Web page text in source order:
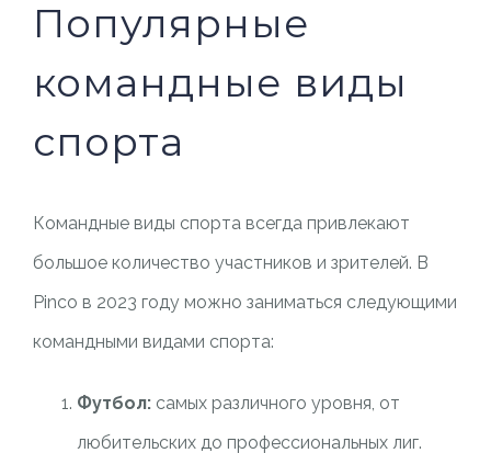
Популярные
командные виды
спорта
Командные виды спорта всегда привлекают
большое количество участников и зрителей. В
Pinco в 2023 году можно заниматься следующими
командными видами спорта:
Футбол:самых различного уровня, от
любительских до профессиональных лиг.